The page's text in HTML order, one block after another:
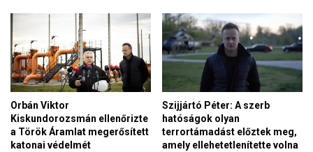
Orbán Viktor
Kiskundorozsmán ellenőrizte
a Török Áramlat megerősített
katonai védelmét
Szijjártó Péter: A szerb
hatóságok olyan
terrortámadást előztek meg,
amely ellehetetlenítette volna